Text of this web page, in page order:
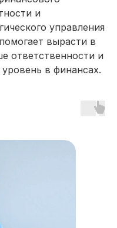
и
управления
вырасти в
ответственности и
в финансах.